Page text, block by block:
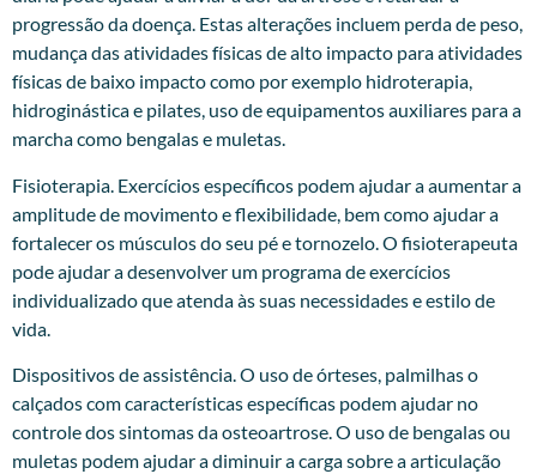
progressão da doença. Estas alterações incluem perda de peso,
mudança das atividades físicas de alto impacto para atividades
físicas de baixo impacto como por exemplo hidroterapia,
hidroginástica e pilates, uso de equipamentos auxiliares para a
marcha como bengalas e muletas.
Fisioterapia. Exercícios específicos podem ajudar a aumentar a
amplitude de movimento e flexibilidade, bem como ajudar a
fortalecer os músculos do seu pé e tornozelo. O fisioterapeuta
pode ajudar a desenvolver um programa de exercícios
individualizado que atenda às suas necessidades e estilo de
vida.
Dispositivos de assistência. O uso de órteses, palmilhas o
calçados com características específicas podem ajudar no
controle dos sintomas da osteoartrose. O uso de bengalas ou
muletas podem ajudar a diminuir a carga sobre a articulação